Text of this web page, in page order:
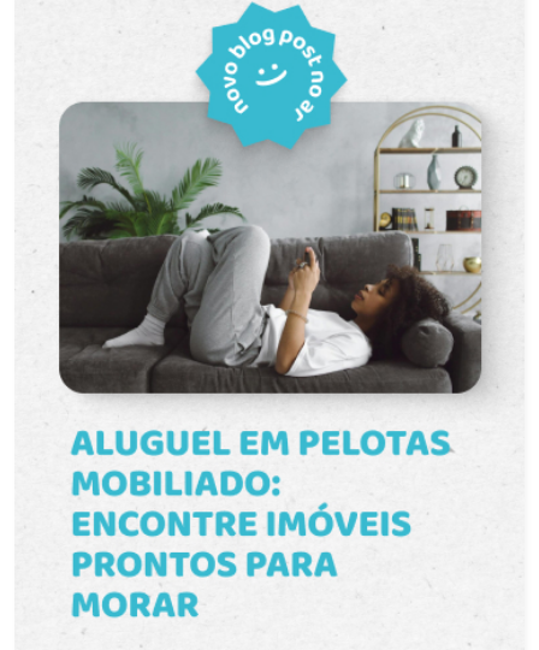
comercial com ampla entrada de luz natural.
Ambiente moderno, funcional e adaptável a
diferentes layouts. Espaço ideal para atividades
profissionais diversas. Inserida em edifício
corporativo com excelente padrão construtivo.
Localização privilegiada: Situada no Edifício Orbe,
no Parque Una, um dos bairros mais planejados e
em constante valorização de Pelotas. A região
oferece infraestrutura completa, forte presença
empresarial e intenso fluxo de pessoas. Próxima
ao Shopping Pelotas, além de contar com fácil
acesso a restaurantes, cafeterias, empresas e
serviços essenciais, garantindo praticidade e
estratégica para posicionar sua empresa em um
ambiente moderno, dinâmico e altamente
valorizado. Entre em contato e agende uma visita
para conhecer de perto este espaço ideal para o
seu negócio.